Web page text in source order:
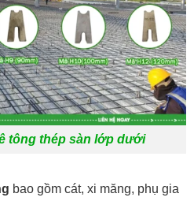
tông thép sàn lớp dưới
bao gồm cát, xi măng, phụ gia